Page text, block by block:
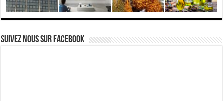
Suivez nous Sur Facebook